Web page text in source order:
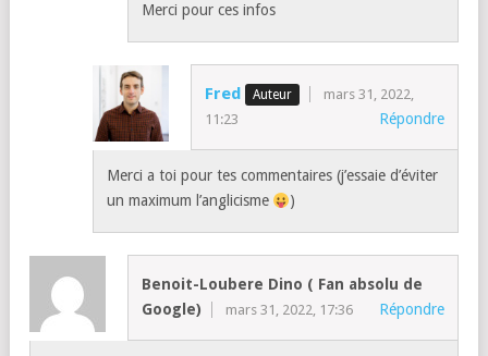
Merci pour ces infos
Fred
mars 31, 2022,
11:23
Répondre
Merci a toi pour tes commentaires (j’essaie d’éviter
un maximum l’anglicisme
)
Benoit-Loubere Dino ( Fan absolu de
Google)
mars 31, 2022, 17:36 Répondre